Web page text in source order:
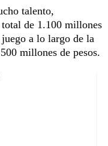
talento,
de 1.100 millones
juego a lo largo de la
millones de pesos.